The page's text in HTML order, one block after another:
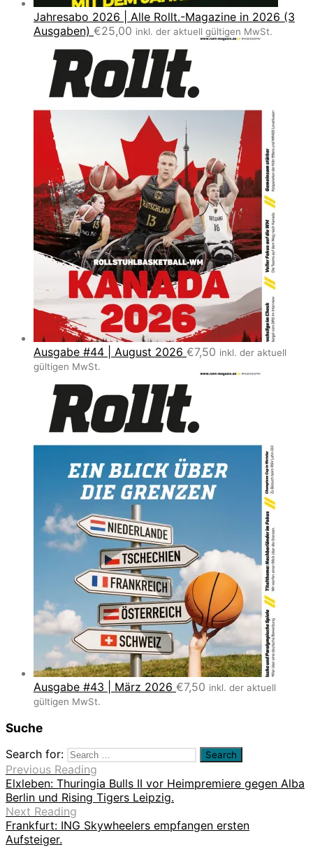
Jahresabo 2026 | Alle Rollt.-Magazine in 2026 (3
Ausgaben) €25,00 inkl. der aktuell gültigen MwSt.
Ausgabe #44 | August 2026 €7,50 inkl. der aktuell
gültigen MwSt.
Ausgabe #43 | März 2026 €7,50 inkl. der aktuell
gültigen MwSt.
Suche
Search for:
Previous Reading
Elxleben: Thuringia Bulls II vor Heimpremiere gegen Alba
Berlin und Rising Tigers Leipzig.
Next Reading
Frankfurt: ING Skywheelers empfangen ersten
Aufsteiger.